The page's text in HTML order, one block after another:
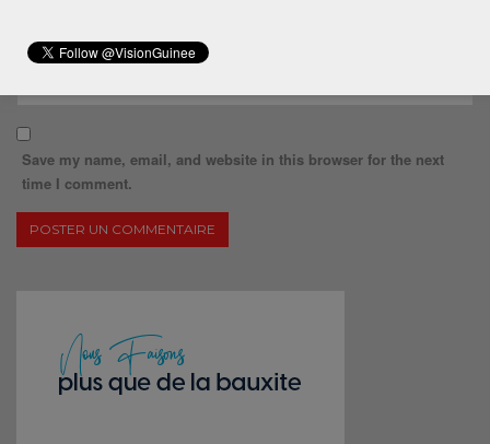
Save my name, email, and website in this browser for the next
time I comment.